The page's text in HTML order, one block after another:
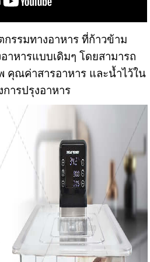
กรรมทางอาหาร ที่ก้าวข้าม
าหารแบบเดิมๆ โดยสามารถ
คุณค่าสารอาหาร และน้ำไว้ใน
การปรุงอาหาร